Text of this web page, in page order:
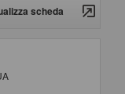
scheda